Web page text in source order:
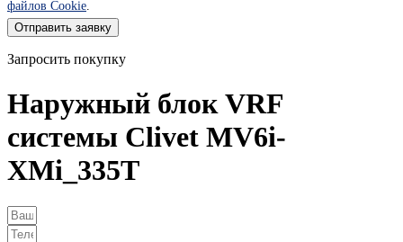
файлов Cookie.
Отправить заявку
Запросить покупку
Наружный блок VRF
системы Clivet MV6i-
XMi_335T